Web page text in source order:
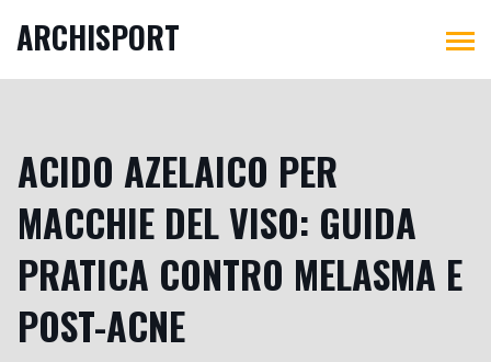
ARCHISPORT
ACIDO AZELAICO PER
MACCHIE DEL VISO: GUIDA
PRATICA CONTRO MELASMA E
POST-ACNE